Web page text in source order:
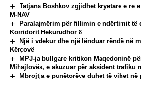
Tatjana Boshkov zgjidhet kryetare e re
M-NAV
Paralajmërim për fillimin e ndërtimit të
Korridorit Hekurudhor 8
Një i vdekur dhe një lënduar rëndë në
Kërçovë
MPJ-ja bullgare kritikon Maqedoninë
Mihajlovës, e akuzuar për aksident trafiku
Mbrojtja e punëtorëve duhet të vihet në